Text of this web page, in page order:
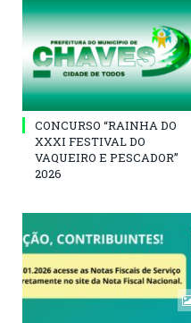
CONCURSO “RAINHA DO
XXXI FESTIVAL DO
VAQUEIRO E PESCADOR”
2026